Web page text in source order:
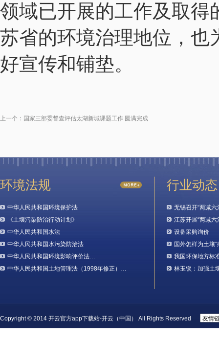
领域已开展的工作及取得
苏省的环境治理地位，也
好宣传和铺垫。
上一个： 国家三部委督查评估太湖新城课题工作 圆满完成
环境法规
中华人民共和国环境保护法
《土壤污染防治行动计划》
中华人民共和国水法
中华人民共和国水污染防治法
中华人民共和国环境影响评价法…
中华人民共和国土地管理法（1998年修正）…
行业动态
无锡召开“两减
江苏开展“两减
设备采购询价
国外怎样为土壤“
我国环保地方标
林玉锁：加强土
Copyright © 2014 开云官方app下载站-开云（中国） All Rights Reserved